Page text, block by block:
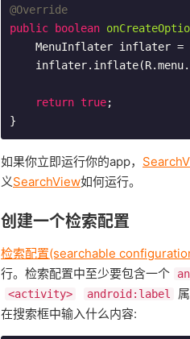
@Override
public
boolean
return true;
如果你立即运行你的app，
义SearchView如何运行。
创建一个检索配置
检索配置(searchable
行。检索配置中至少要包含一个
<activity> android:label
在搜索框中输入什么内容: